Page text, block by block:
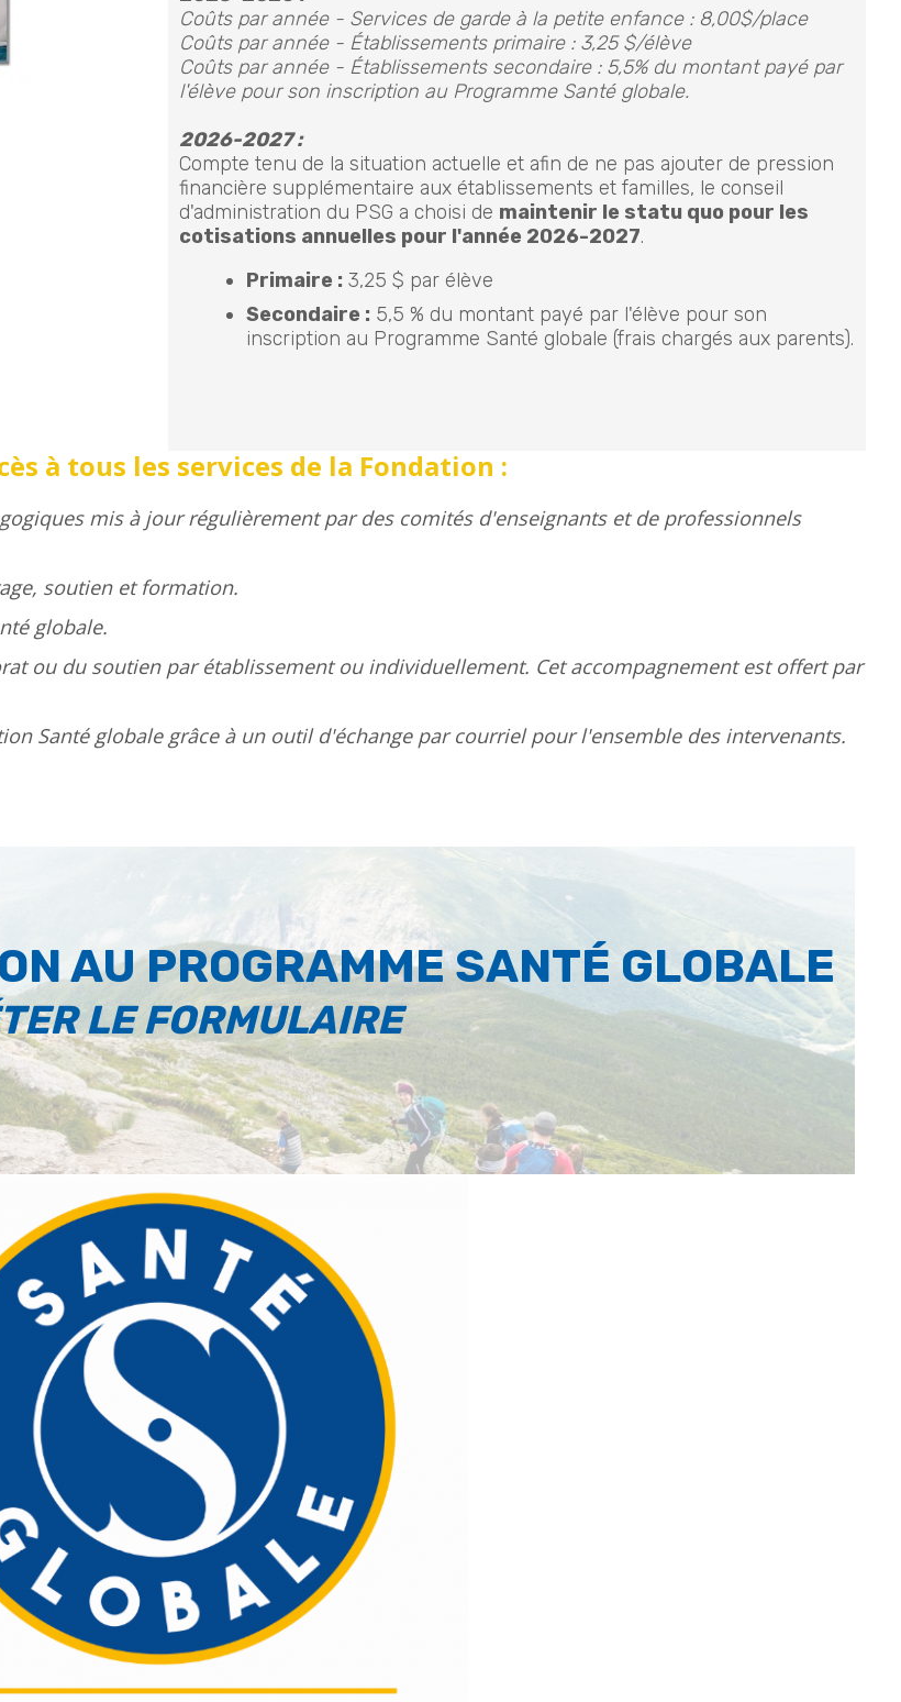
Coûts par année - Services de garde à la petite enfance : 8,00$/place
Coûts par année - Établissements primaire : 3,25 $/élève
Coûts par année - Établissements secondaire : 5,5% du montant payé par
l'élève pour son inscription au Programme Santé globale.
2026-2027 :
Compte tenu de la situation actuelle et afin de ne pas ajouter de pression
financière supplémentaire aux établissements et familles, le conseil
d'administration du PSG a choisi de maintenir le statu quo pour les
cotisations annuelles pour l'année 2026-2027.
Primaire : 3,25 $ par élève
Secondaire : 5,5 % du montant payé par l'élève pour son
inscription au Programme Santé globale (frais chargés aux parents).
à tous les services de la Fondation :
mis à jour régulièrement par des comités d'enseignants et de professionnels
soutien et formation.
globale.
ou du soutien par établissement ou individuellement. Cet accompagnement est offert par
Santé globale grâce à un outil d'échange par courriel pour l'ensemble des intervenants.
AU PROGRAMME SANTÉ GLOBALE
LE FORMULAIRE